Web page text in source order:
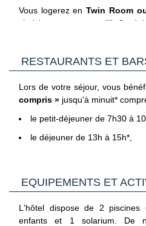
Vous logerez en Twin Room
choix), pouvant accueillir 2
pour les chambres doubles
Pour votre confort, les
télévision par satellite, le mini-
supplément), l'accès Wi-Fi, des
complète.
RESTAURANTS ET
Lors de votre séjour, vous
compris » jusqu'à minuit*
le petit-déjeuner de 7h30 à
le déjeuner de 13h à 15h*,
les snacks de 11h à 12h*,
le dîner de 19h30 à 21h30*
Pour vos rafraichissements :
EQUIPEMENTS ET
L'hôtel dispose de 2 piscines
enfants et 1 solarium. De